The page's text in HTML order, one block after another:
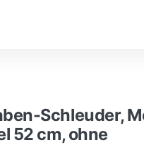
Schleuder,
52 cm, ohne